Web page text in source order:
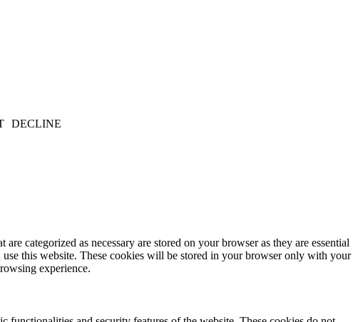
DECLINE
categorized as necessary are stored on your browser as they are essential
this website. These cookies will be stored in your browser only with your
experience.